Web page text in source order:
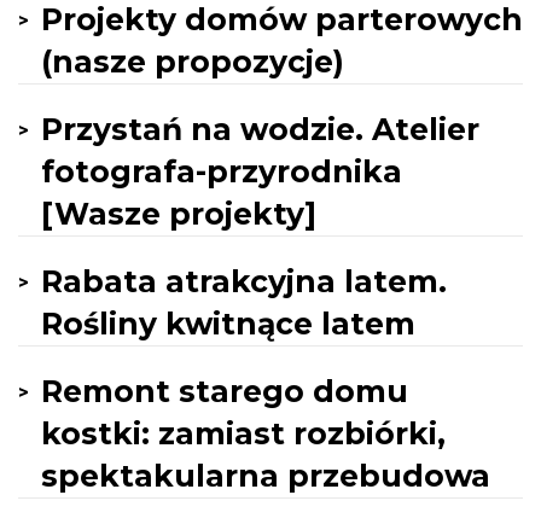
Projekty domów parterowych
(nasze propozycje)
Przystań na wodzie. Atelier
fotografa-przyrodnika
[Wasze projekty]
Rabata atrakcyjna latem.
Rośliny kwitnące latem
Remont starego domu
kostki: zamiast rozbiórki,
spektakularna przebudowa